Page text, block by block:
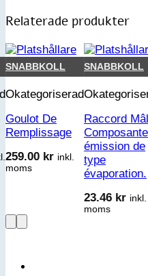
Relaterade produkter
SNABBKOLL
Okategoriserad
Goulot De
Remplissage
259.00 kr inkl.
moms
SNABBKOLL
Raccord
Composante
émission de
type
évaporation.
23.46 kr inkl.
moms